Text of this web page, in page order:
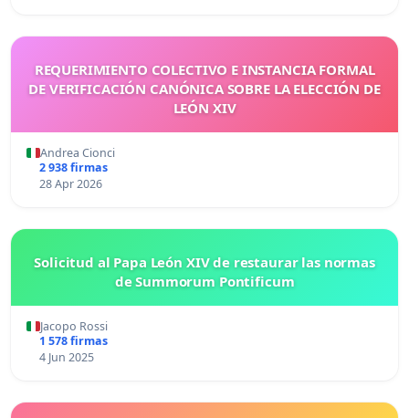
REQUERIMIENTO COLECTIVO E INSTANCIA FORMAL
DE VERIFICACIÓN CANÓNICA SOBRE LA ELECCIÓN DE
LEÓN XIV
Andrea Cionci
2 938 firmas
28 Apr 2026
Solicitud al Papa León XIV de restaurar las normas
de Summorum Pontificum
Jacopo Rossi
1 578 firmas
4 Jun 2025